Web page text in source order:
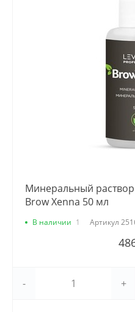
Минеральный
Brow Xenna 50 мл
В наличии 1 Артикул
- +